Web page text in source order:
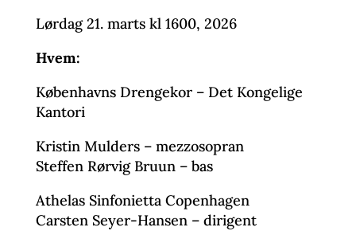
Lørdag 21. marts kl 1600, 2026
Hvem:
Københavns Drengekor – Det Kongelige
Kantori
Kristin Mulders – mezzosopran
Steffen Rørvig Bruun – bas
Athelas Sinfonietta Copenhagen
Carsten Seyer-Hansen – dirigent